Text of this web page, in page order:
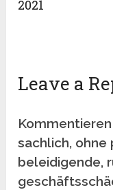
2021
Leave a
sachlich, ohne
beleidigende,